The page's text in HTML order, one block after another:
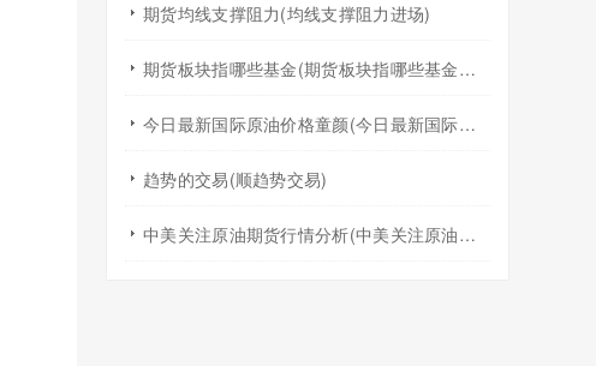
期货均线支撑阻力(均线支撑阻力进场)
期货板块指哪些基金(期货板块指哪些基金行业)
今日最新国际原油价格童颜(今日最新国际原油价格查询)
趋势的交易(顺趋势交易)
中美关注原油期货行情分析(中美关注原油期货行情分析报告)